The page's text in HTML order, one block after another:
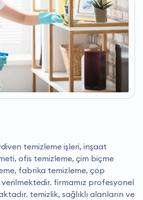
temizleme işleri, inşaat
ofis temizleme, çim biçme
fabrika temizleme, çöp
firmamız profesyonel
temizlik, sağlıklı alanların ve